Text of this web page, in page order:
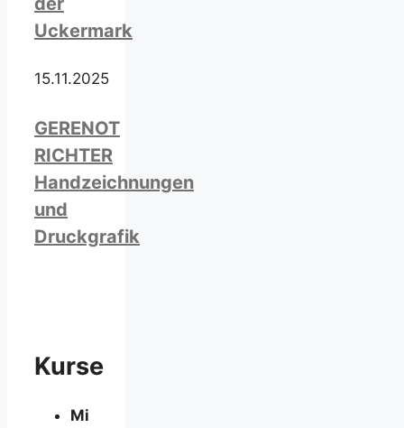
Uckermark
15.11.2025
GERENOT
RICHTER
Handzeichnungen
und
Druckgrafik
Kurse
Mi